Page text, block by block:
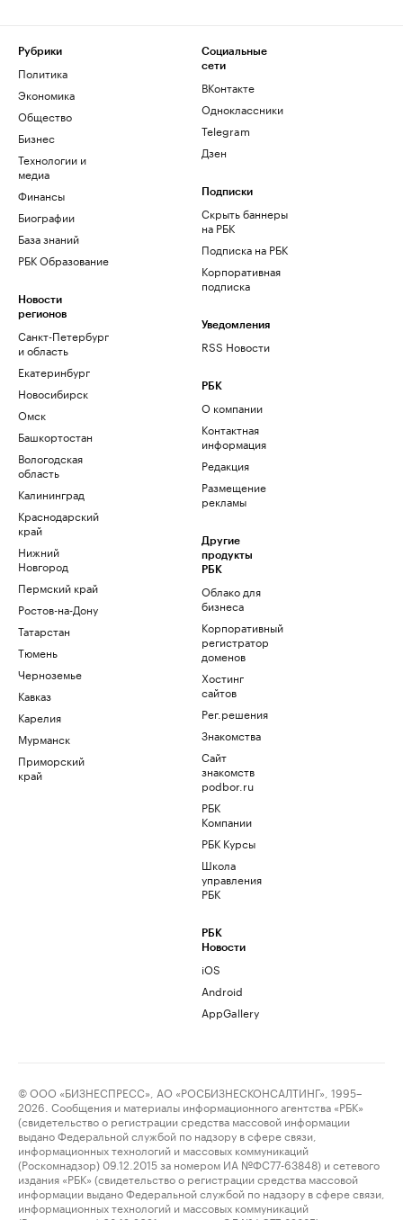
Рубрики
Политика
Экономика
Общество
Бизнес
Технологии и
медиа
Финансы
Биографии
База знаний
РБК Образование
Новости
регионов
Санкт-Петербург
и область
Екатеринбург
Новосибирск
Омск
Башкортостан
Вологодская
область
Калининград
Краснодарский
край
Нижний
Новгород
Пермский край
Ростов-на-Дону
Татарстан
Тюмень
Черноземье
Кавказ
Карелия
Мурманск
Приморский
край
Социальные
сети
ВКонтакте
Одноклассники
Telegram
Дзен
Подписки
Скрыть баннеры
на РБК
Подписка на РБК
Корпоративная
подписка
Уведомления
RSS Новости
РБК
О компании
Контактная
информация
Редакция
Размещение
рекламы
Другие
продукты
РБК
Облако для
бизнеса
Корпоративный
регистратор
доменов
Хостинг
сайтов
Рег.решения
Знакомства
Сайт
знакомств
podbor.ru
РБК
Компании
РБК Курсы
Школа
управления
РБК
РБК
Новости
iOS
Android
AppGallery
© ООО «БИЗНЕСПРЕСС», АО «РОСБИЗНЕСКОНСАЛТИНГ», 1995–
2026. Сообщения и материалы информационного агентства «РБК»
(свидетельство о регистрации средства массовой информации
выдано Федеральной службой по надзору в сфере связи,
информационных технологий и массовых коммуникаций
(Роскомнадзор) 09.12.2015 за номером ИА №ФС77-63848) и сетевого
издания «РБК» (свидетельство о регистрации средства массовой
информации выдано Федеральной службой по надзору в сфере связи,
информационных технологий и массовых коммуникаций